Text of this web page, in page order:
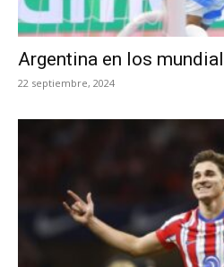
Argentina en los
22 septiembre, 2024